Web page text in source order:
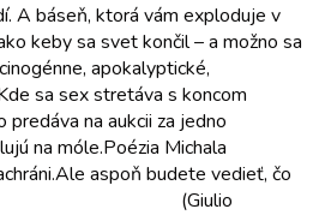
A báseň, ktorá vám exploduje v
keby sa svet končil – a možno sa
apokalyptické,
sa sex stretáva s koncom
na aukcii za jedno
na móle.Poézia Michala
aspoň budete vedieť, čo
(Giulio